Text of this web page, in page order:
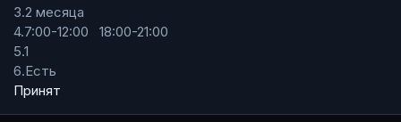
3.2 месяца
4.7:00-12:00 18:00-21:00
5.1
6.Есть
Принят